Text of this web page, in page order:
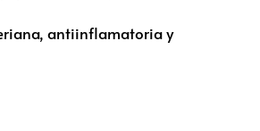
antiinflamatoria y